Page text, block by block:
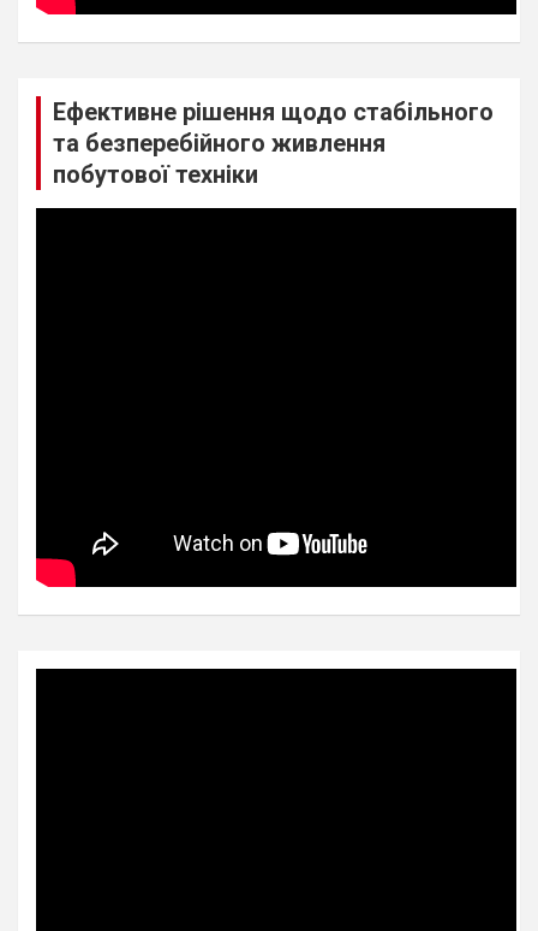
Ефективне рішення щодо стабільного
та безперебійного живлення
побутової техніки